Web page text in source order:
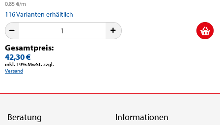
0,85 €/m
116Varianten erhältlich
Gesamtpreis:
42,30 €
inkl. 19% MwSt. zzgl.
Versand
Beratung
Informationen